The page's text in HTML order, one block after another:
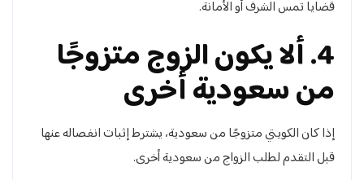
قضايا تمس الشرف أو الأمانة.
4. ألا يكون الزوج متزوجًا
من سعودية أخرى
إذا كان الكويتي متزوجًا من سعودية، يشترط إثبات انفصاله عنها
قبل التقدم لطلب الزواج من سعودية أخرى.